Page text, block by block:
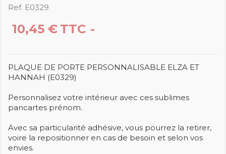
Ref. E0329
10,45 € TTC
PLAQUE DE PORTE PERSONNALISABLE ELZA ET
HANNAH (E0329)
Personnalisez votre intérieur avec ces sublimes
pancartes prénom.
Avec sa particularité adhésive, vous pourrez la retirer,
voire la repositionner en cas de besoin et selon vos
envies.